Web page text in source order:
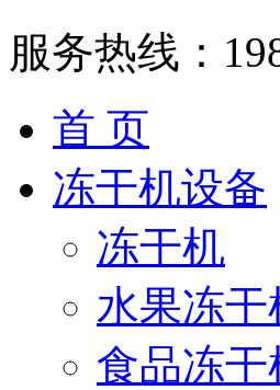
服务热线：
首 页
冻干机设备
冻干机
水果冻干
食品冻干